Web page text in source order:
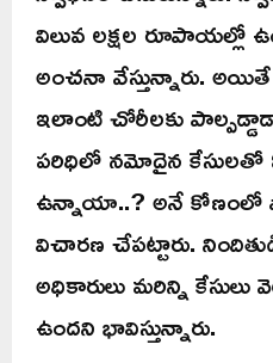
విలువ లక్షల రూపాయల్లో
అంచనా వేస్తున్నారు.
ఇలాంటి చోరీలకు
పరిధిలో నమోదైన
ఉన్నాయా..? అనే కోణంలో
విచారణ చేపట్టారు.
అధికారులు మరిన్ని కేసులు
ఉందని భావిస్తున్నారు.